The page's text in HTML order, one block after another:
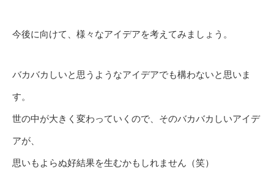
今後に向けて、様々なアイデアを考えてみましょう。
バカバカしいと思うようなアイデアでも構わないと思いま
す。
世の中が大きく変わっていくので、そのバカバカしいアイデ
アが、
思いもよらぬ好結果を生むかもしれません（笑）